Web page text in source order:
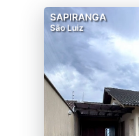
SAPIRANGA
São Luiz